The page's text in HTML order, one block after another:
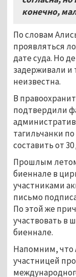
конечно,
По словам
проявляться
дате суда. Но
задерживали и
неизвестна.
В
подтвердили
тагильчанки
составить от
Прошлым
биеннале в
участниками
письмо
По этой же
участвовать в
биеннале.
Напомним, что
участницей